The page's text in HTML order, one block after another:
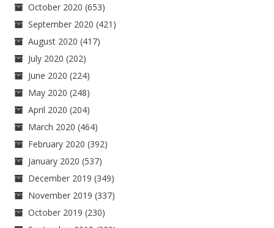
October 2020 (653)
September 2020 (421)
August 2020 (417)
July 2020 (202)
June 2020 (224)
May 2020 (248)
April 2020 (204)
March 2020 (464)
February 2020 (392)
January 2020 (537)
December 2019 (349)
November 2019 (337)
October 2019 (230)